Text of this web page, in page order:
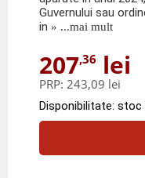
Guvernului sau
in » ...mai mult
207,36 lei
PRP: 243,09 lei
Disponibilitate: stoc